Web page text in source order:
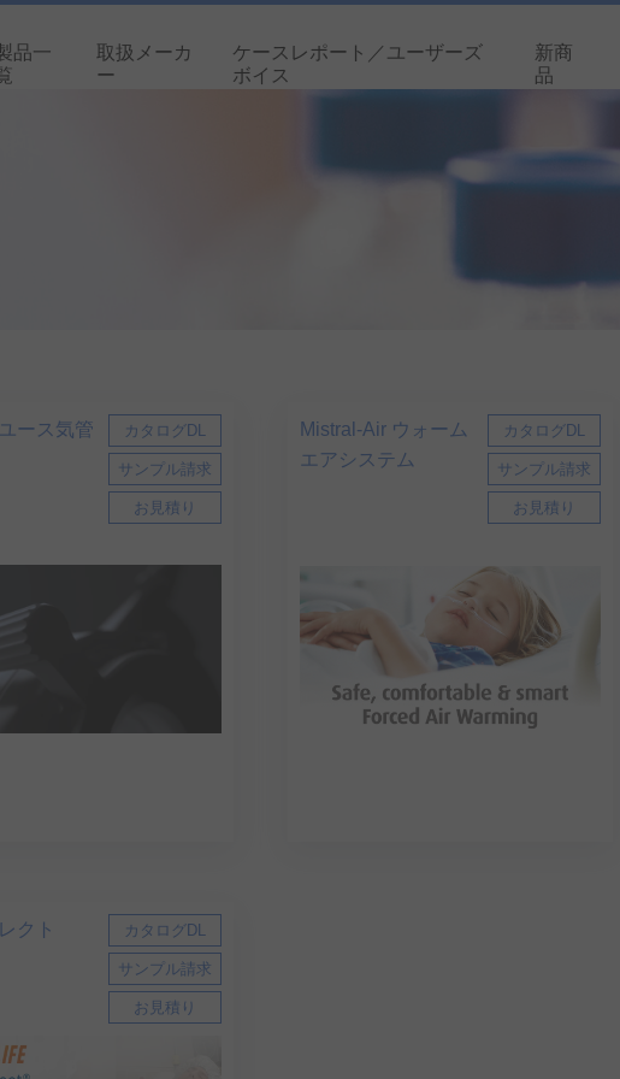
品一
取扱メーカ
ー
ケースレポート／ユーザーズ
ボイス
新商
品
ース気管 カタログDL
サンプル請求
お見積り
Mistral-Air ウォーム
エアシステム
カタログDL
サンプル請求
お見積り
クト カタログDL
サンプル請求
お見積り